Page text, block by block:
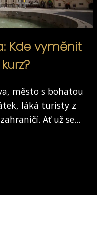
Kde vyměnit
město s bohatou
láká turisty z
Ať už se...